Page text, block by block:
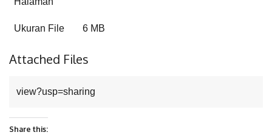
Ukuran File 6 MB
Attached Files
view?usp=sharing
Share this: